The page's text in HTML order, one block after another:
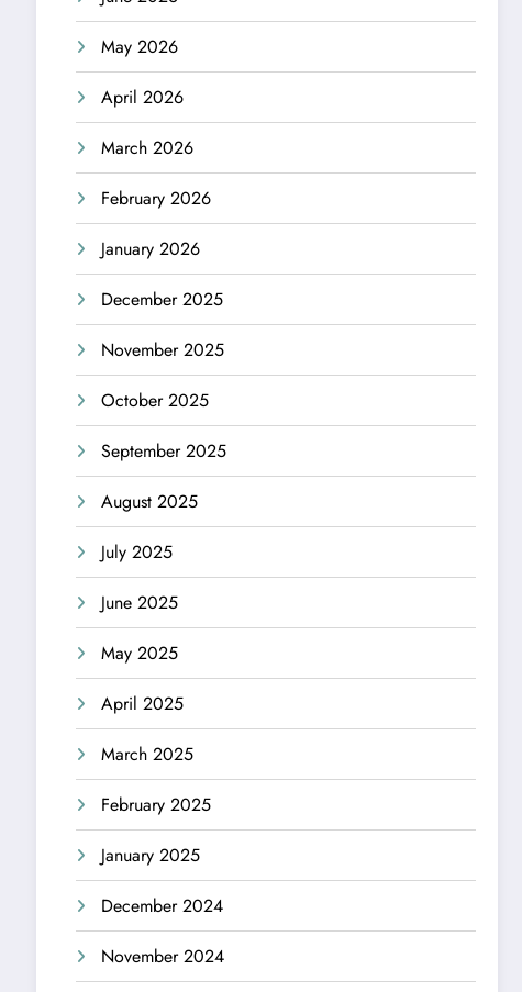
May 2026
April 2026
March 2026
February 2026
January 2026
December 2025
November 2025
October 2025
September 2025
August 2025
July 2025
June 2025
May 2025
April 2025
March 2025
February 2025
January 2025
December 2024
November 2024